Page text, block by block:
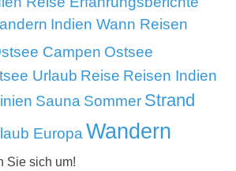
Indien Wann Reisen
Campen Ostsee
Urlaub Reise Reisen Indien
Sauna Sommer Strand
Europa Wandern
Sie sich um!